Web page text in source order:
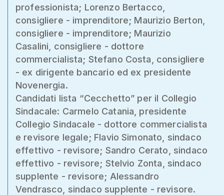
professionista; Lorenzo Bertacco,
consigliere - imprenditore; Maurizio Berton,
consigliere - imprenditore; Maurizio
Casalini, consigliere - dottore
commercialista; Stefano Costa, consigliere
- ex dirigente bancario ed ex presidente
Novenergia.
Candidati lista “Cecchetto” per il Collegio
Sindacale: Carmelo Catania, presidente
Collegio Sindacale - dottore commercialista
e revisore legale; Flavio Simonato, sindaco
effettivo - revisore; Sandro Cerato, sindaco
effettivo - revisore; Stelvio Zonta, sindaco
supplente - revisore; Alessandro
Vendrasco, sindaco supplente - revisore.